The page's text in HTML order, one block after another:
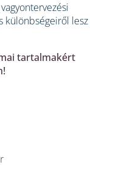
különbségeiről lesz
tartalmakért